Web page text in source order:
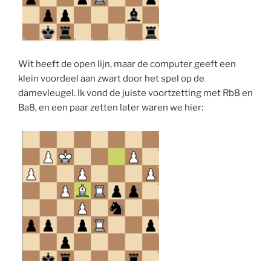
Wit heeft de open lijn, maar de computer geeft een
klein voordeel aan zwart door het spel op de
damevleugel. Ik vond de juiste voortzetting met Rb8 en
Ba8, en een paar zetten later waren we hier: